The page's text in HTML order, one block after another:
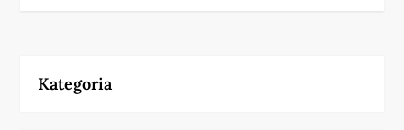
g
Kategoria